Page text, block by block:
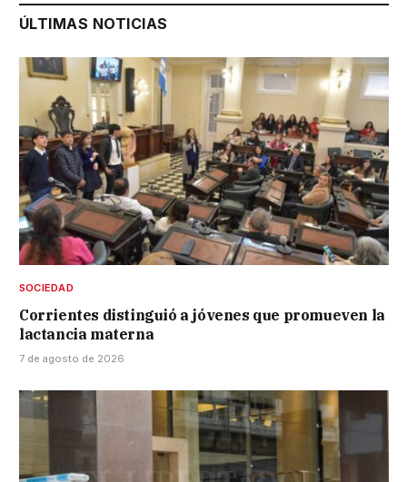
ÚLTIMAS NOTICIAS
SOCIEDAD
Corrientes distinguió a jóvenes que promueven la
lactancia materna
7 de agosto de 2026